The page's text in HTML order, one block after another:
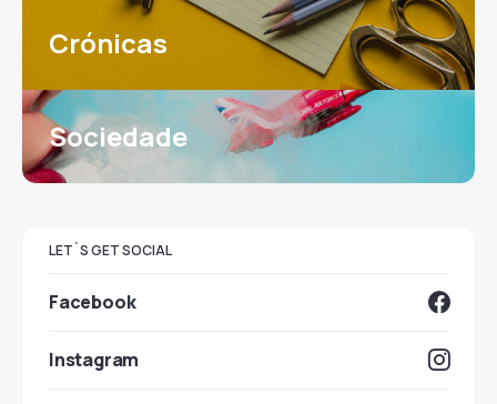
Crónicas
Sociedade
LET`S GET SOCIAL
Facebook
Instagram